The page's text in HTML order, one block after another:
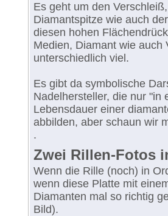
Es geht um den
Diamantspitze wie auch
diesen hohen
Medien, Diamant wie auch
unterschiedlich viel.
Es gibt da symbolische
Nadelhersteller, die nur "in
Lebensdauer einer
abbilden, aber schaun wir
.
Zwei Rillen-Fotos
Wenn die Rille (noch) in
wenn diese Platte mit
Diamanten mal so richtig
Bild).